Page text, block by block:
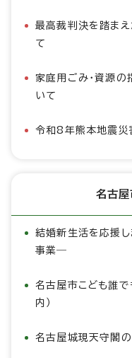
最高裁判決を踏ま
て
家庭用ごみ・資源
いて
令和8年熊本地震災
名古
結婚新生活を応援
事業―
名古屋市こども誰
内）
名古屋城現天守閣